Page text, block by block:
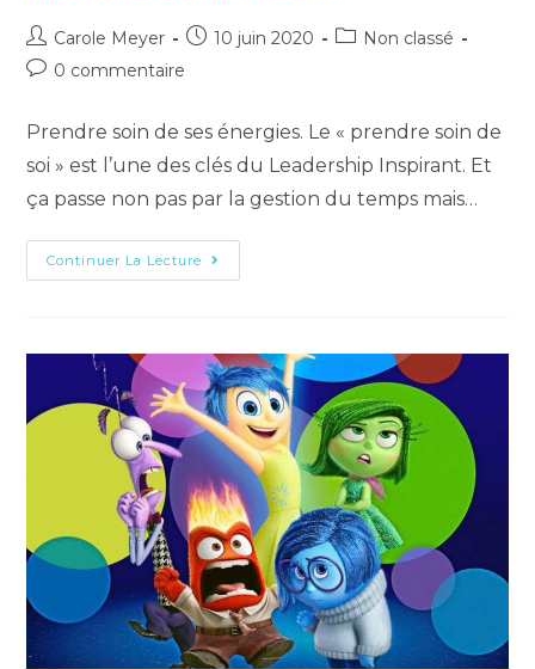
Carole Meyer 10 juin 2020
Non classé
0 commentaire
Prendre soin de ses énergies. Le « prendre soin de
soi » est l’une des clés du Leadership Inspirant. Et
ça passe non pas par la gestion du temps mais…
Continuer La Lecture